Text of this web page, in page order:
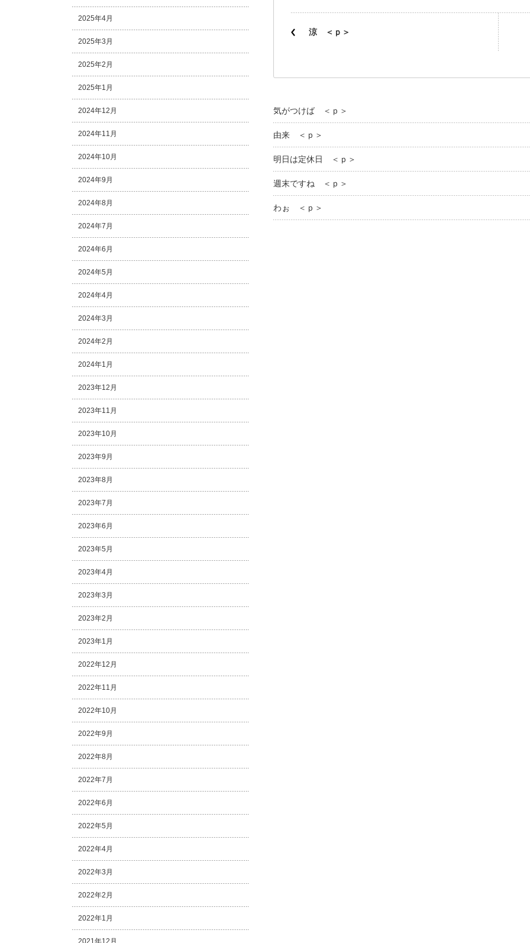
涼 ＜ｐ＞
気がつけば ＜ｐ＞
由来 ＜ｐ＞
明日は定休日 ＜ｐ＞
週末ですね ＜ｐ＞
わぉ ＜ｐ＞
2025年4月
2025年3月
2025年2月
2025年1月
2024年12月
2024年11月
2024年10月
2024年9月
2024年8月
2024年7月
2024年6月
2024年5月
2024年4月
2024年3月
2024年2月
2024年1月
2023年12月
2023年11月
2023年10月
2023年9月
2023年8月
2023年7月
2023年6月
2023年5月
2023年4月
2023年3月
2023年2月
2023年1月
2022年12月
2022年11月
2022年10月
2022年9月
2022年8月
2022年7月
2022年6月
2022年5月
2022年4月
2022年3月
2022年2月
2022年1月
2021年12月